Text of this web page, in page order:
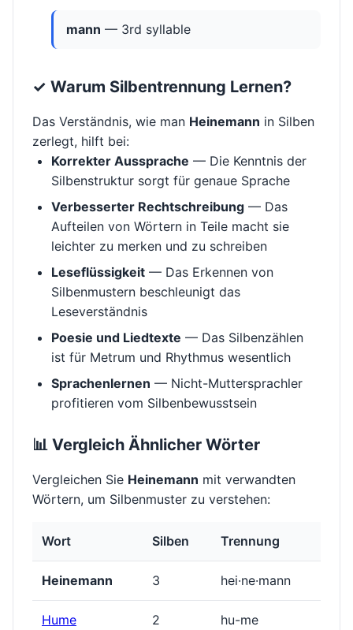
mann — 3rd syllable
✓ Warum Silbentrennung Lernen?
Das Verständnis, wie man Heinemann in Silben
zerlegt, hilft bei:
Korrekter Aussprache — Die Kenntnis der
Silbenstruktur sorgt für genaue Sprache
Verbesserter Rechtschreibung — Das
Aufteilen von Wörtern in Teile macht sie
leichter zu merken und zu schreiben
Leseflüssigkeit — Das Erkennen von
Silbenmustern beschleunigt das
Leseverständnis
Poesie und Liedtexte — Das Silbenzählen
ist für Metrum und Rhythmus wesentlich
Sprachenlernen — Nicht-Muttersprachler
profitieren vom Silbenbewusstsein
📊 Vergleich Ähnlicher Wörter
Vergleichen Sie Heinemann mit verwandten
Wörtern, um Silbenmuster zu verstehen:
Wort Silben Trennung
Heinemann 3 hei·ne·mann
Hume 2 hu-me